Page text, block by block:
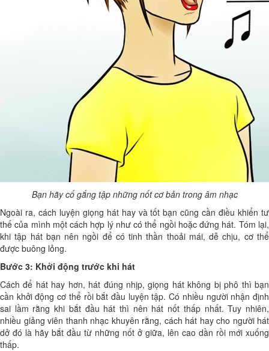
Bạn hãy cố gắng tập những nốt cơ bản trong âm nhạc
Ngoài ra, cách luyện giọng hát hay và tốt bạn cũng cần điều khiển tư
thế của mình một cách hợp lý như có thể ngồi hoặc đứng hát. Tóm lại,
khi tập hát bạn nên ngồi để có tinh thần thoải mái, dễ chịu, cơ thể
được buông lỏng.
Bước 3: Khởi động trước khi hát
Cách để hát hay hơn, hát đúng nhịp, giọng hát không bị phô thì bạn
cần khởi động cơ thể rồi bắt đầu luyện tập. Có nhiều người nhận định
sai lầm rằng khi bắt đầu hát thì nên hát nốt thấp nhất. Tuy nhiên,
nhiều giảng viên thanh nhạc khuyên rằng, cách hát hay cho người hát
dở đó là hãy bắt đầu từ những nốt ở giữa, lên cao dần rồi mới xuống
thấp.